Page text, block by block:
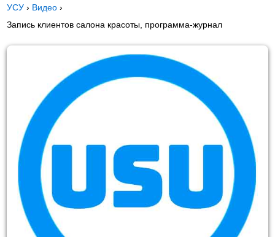
УСУ › Видео ›
Запись клиентов салона красоты, программа-журнал